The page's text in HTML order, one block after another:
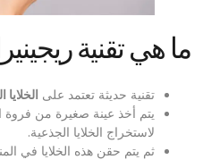
ما هي تقنية
تقنية حديثة تعتمد على الخلايا
يتم أخذ عينة صغيرة من فروة
لاستخراج الخلايا الجذعية.
ثم يتم حقن هذه الخلايا في